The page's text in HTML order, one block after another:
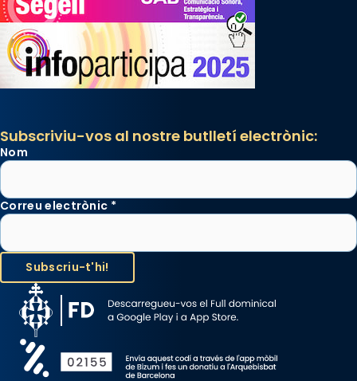
Subscriviu-vos al nostre butlletí electrònic:
Nom
Correu electrònic *